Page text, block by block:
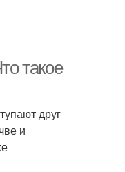
такое
друг
и